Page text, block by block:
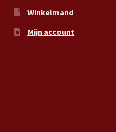
Winkelmand
Mijn account